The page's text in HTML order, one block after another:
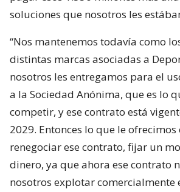
soluciones que nosotros les
“Nos mantenemos todavía como
distintas marcas asociadas a
nosotros les entregamos para el
a la Sociedad Anónima, que es lo
competir, y ese contrato está
2029. Entonces lo que le ofrecimos
renegociar ese contrato, fijar un
dinero, ya que ahora ese contrato
nosotros explotar comercialmente